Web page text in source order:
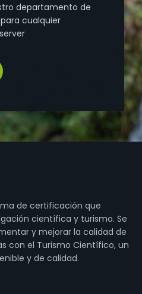
departamento de
cualquier
de certificación que
científica y turismo. Se
y mejorar la calidad de
con el Turismo Científico, un
y de calidad.